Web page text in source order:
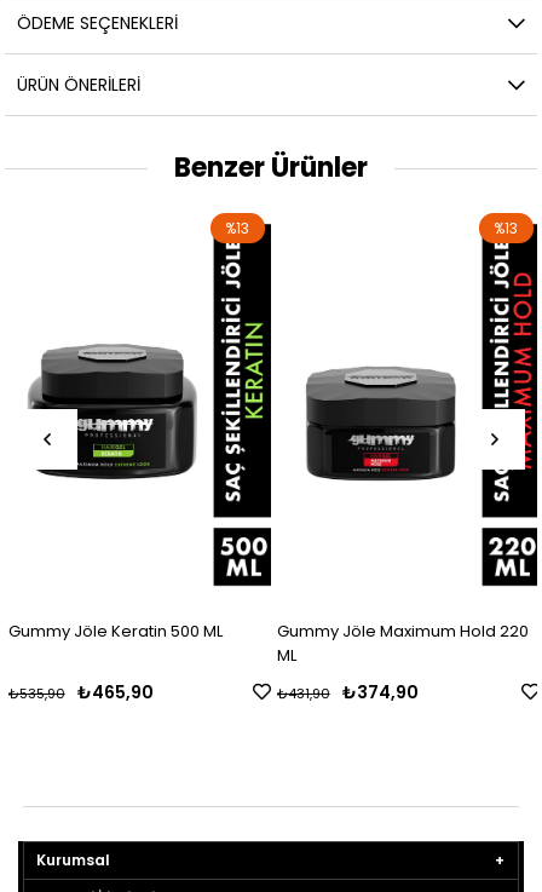
ÖDEME SEÇENEKLERI
ÜRÜN ÖNERILERI
Benzer Ürünler
Gummy Jöle Keratin 500 ML
₺465,90
₺535,90
%13
Gummy Jöle Maximum Hold 220
ML
₺374,90
₺431,90
%13
Kurumsal